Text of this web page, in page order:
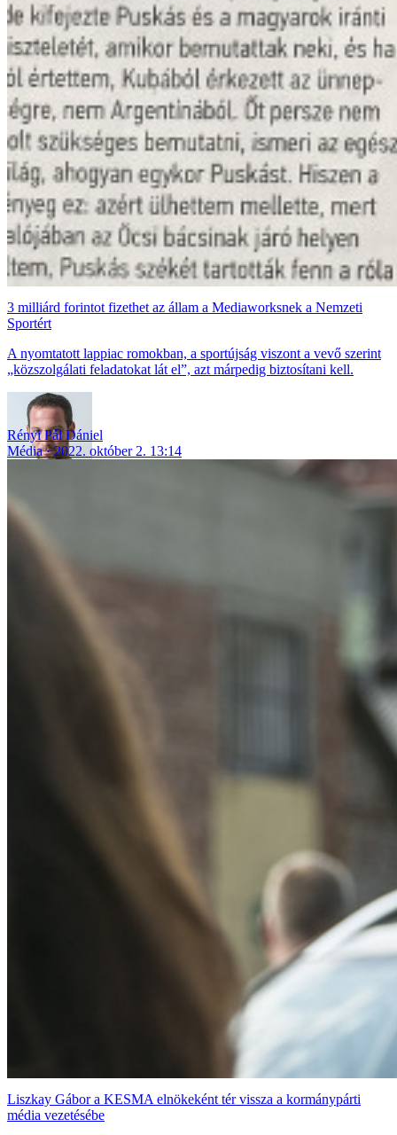
3 milliárd forintot fizethet az állam a Mediaworksnek a Nemzeti
Sportért
A nyomtatott lappiac romokban, a sportújság viszont a vevő szerint
„közszolgálati feladatokat lát el”, azt márpedig biztosítani kell.
Rényi Pál Dániel
Média
2022. október 2. 13:14
Liszkay Gábor a KESMA elnökeként tér vissza a kormánypárti
média vezetésébe